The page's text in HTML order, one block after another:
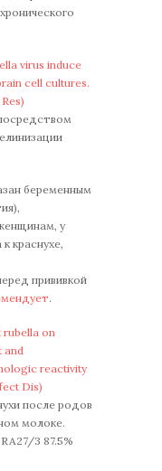
virus induce
cell cultures.
беременным
у
краснухе,
прививкой
.
on
and
reactivity
Dis)
после родов
молоке.
3 87.5%